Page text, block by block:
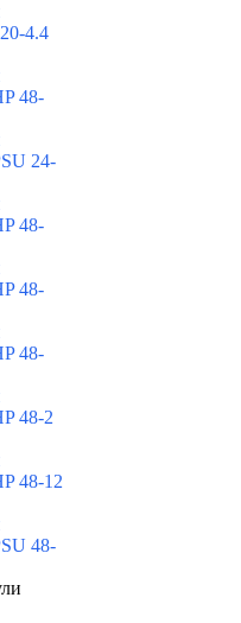
4.4
48-
24-
48-
48-
48-
48-2
48-12
48-